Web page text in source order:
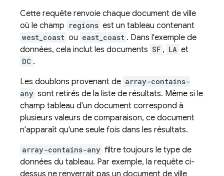
Cette requête renvoie chaque document de ville
où le champ regions est un tableau contenant
west_coast ou east_coast . Dans l'exemple de
données, cela inclut les documents SF , LA et
DC .
Les doublons provenant de array-contains-
any sont retirés de la liste de résultats. Même si le
champ tableau d'un document correspond à
plusieurs valeurs de comparaison, ce document
n'apparaît qu'une seule fois dans les résultats.
array-contains-any filtre toujours le type de
données du tableau. Par exemple, la requête ci-
dessus ne renverrait pas un document de ville